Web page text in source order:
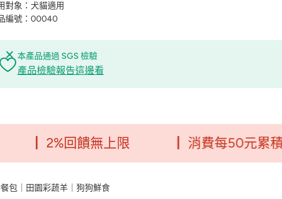
對象：犬貓適用
編號：00040
本產品通過 SGS 檢驗
產品檢驗報告這邊看
饋無上限 ┃ 消費每50元累積1點
餐包｜田園彩蔬羊｜狗狗鮮食